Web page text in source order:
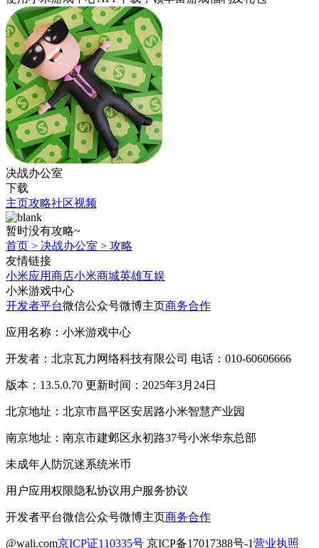
决战办公室
下载
主页攻略社区视频
暂时没有攻略~
首页 > 决战办公室 > 攻略
友情链接
小米应用商店小米商城英雄互娱
小米游戏中心
开发者平台微信公众号微博主页商务合作
应用名称：小米游戏中心
开发者：北京瓦力网络科技有限公司 电话：010-60606666
版本：13.5.0.70 更新时间：2025年3月24日
北京地址：北京市昌平区安居路小米智慧产业园
南京地址：南京市建邺区永初路37号小米华东总部
未成年人防沉迷系统米币
用户应用权限隐私协议用户服务协议
开发者平台微信公众号微博主页商务合作
@wali.com京ICP证110335号 京ICP备17017388号-1营业执照